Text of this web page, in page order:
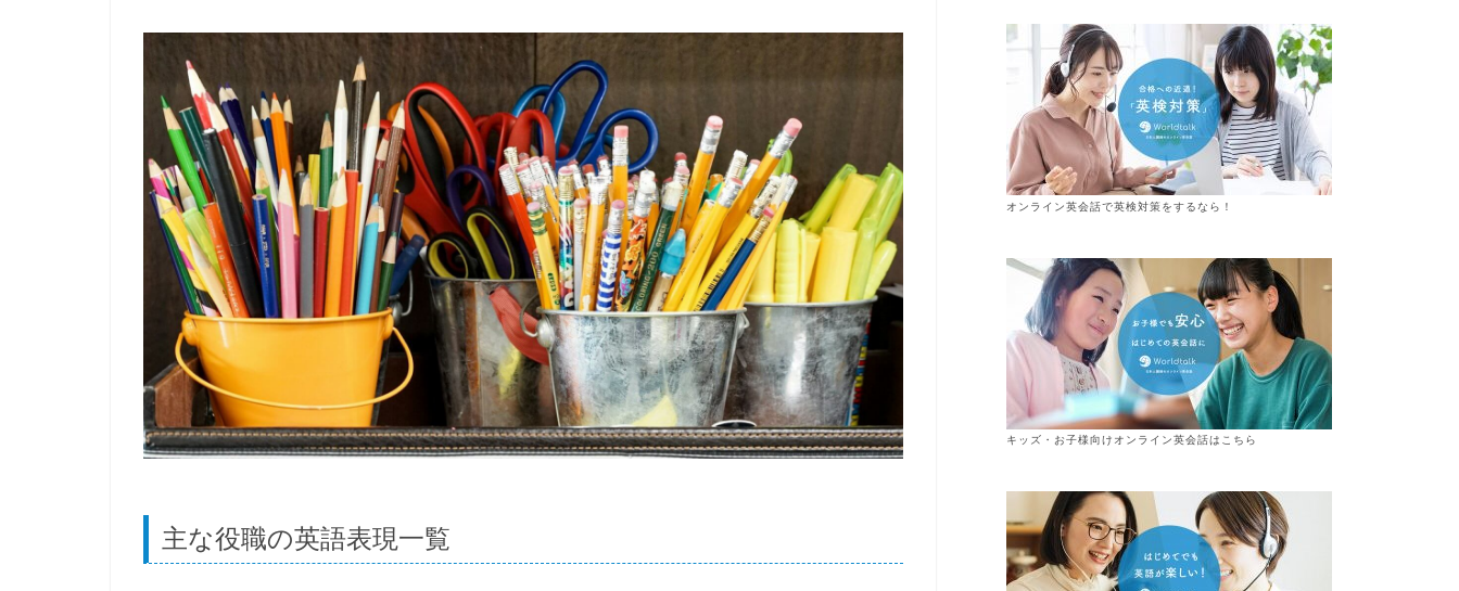
主な役職の英語表現一覧
オンライン英会話で英検対策をするなら！
キッズ・お子様向けオンライン英会話はこちら